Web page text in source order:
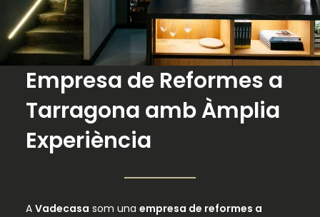
Empresa de Reformes a
Tarragona amb Àmplia
Experiència
A Vadecasa som una empresa de reformes a